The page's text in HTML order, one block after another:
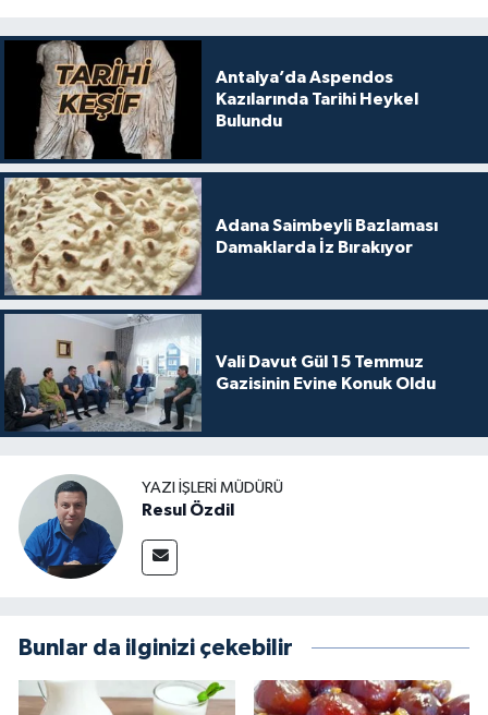
Antalya’da Aspendos
Kazılarında Tarihi Heykel
Bulundu
Adana Saimbeyli Bazlaması
Damaklarda İz Bırakıyor
Vali Davut Gül 15 Temmuz
Gazisinin Evine Konuk Oldu
YAZI İŞLERI MÜDÜRÜ
Resul Özdil
Bunlar da ilginizi çekebilir